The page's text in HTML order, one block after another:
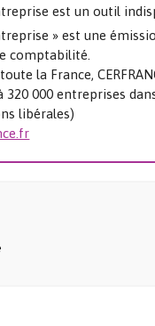
est un outil
» est une
comptabilité.
la France,
320 000 entreprises
libérales)